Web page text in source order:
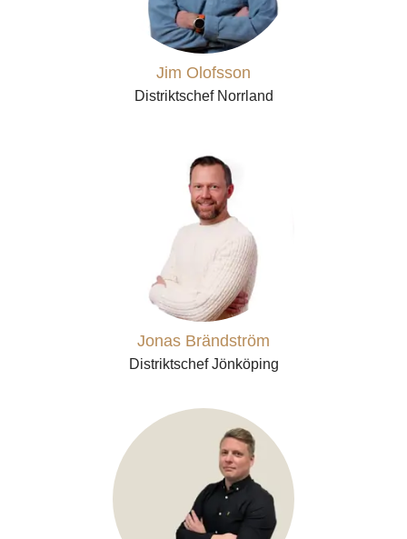
Jim Olofsson
Distriktschef Norrland
Jonas Brändström
Distriktschef Jönköping